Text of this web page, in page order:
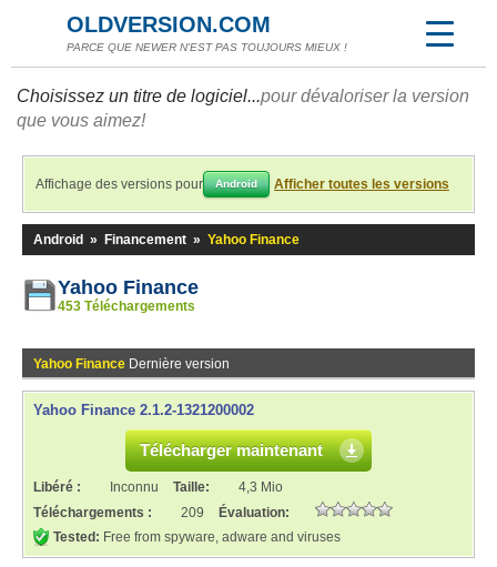
OLDVERSION.COM
PARCE QUE NEWER N'EST PAS TOUJOURS MIEUX !
Choisissez un titre de logiciel...pour dévaloriser la version
que vous aimez!
Affichage des versions pour Android Afficher toutes les versions
Android » Financement » Yahoo Finance
Yahoo Finance
453 Téléchargements
Yahoo Finance Dernière version
Yahoo Finance 2.1.2-1321200002
Télécharger maintenant
Libéré : Inconnu Taille:
4,3 Mio
Téléchargements :
209
Évaluation:
Tested: Free from spyware, adware and viruses